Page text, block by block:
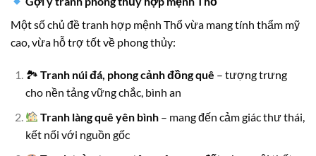
Một số chủ đề tranh hợp mệnh Thổ vừa mang tính thẩm mỹ
cao, vừa hỗ trợ tốt về phong thủy:
🏞 Tranh núi đá, phong cảnh đồng quê – tượng trưng
cho nền tảng vững chắc, bình an
Tranh làng quê yên bình – mang đến cảm giác thư thái,
kết nối với nguồn gốc